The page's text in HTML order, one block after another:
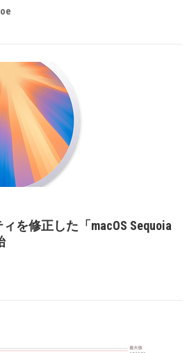
を修正した「macOS Sequoia